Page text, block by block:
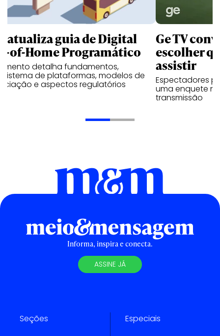
atualiza guia de Digital
of-Home Programático
detalha fundamentos,
de plataformas, modelos de
e aspectos regulatórios
Ge TV
escolher
assistir
Espectadores
uma enquete
transmissão
Informa, inspira e conecta.
ASSINE JÁ
Seções Especiais